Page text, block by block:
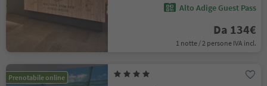
Alto Adige Guest Pass
Da 134€
1 notte / 2 persone IVA incl.
Prenotabile online